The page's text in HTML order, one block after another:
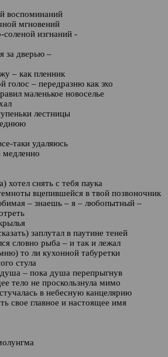
воспоминаний
мгновений
соленой изгнаний -
за дверью –
– как пленник
голос – передразню как эхо
маленькое новоселье
лестницы
таки удаляюсь
медленно
хотел снять с тебя паука
вцепившейся в твой позвоночник
– знаешь – я – любопытный –
заплутал в паутине теней
словно рыба – и так и лежал
то ли кухонной табуретки
стула
душа – пока душа перепрыгнув
тело не проскользнула мимо
в небесную канцелярию
свое главное и настоящее имя